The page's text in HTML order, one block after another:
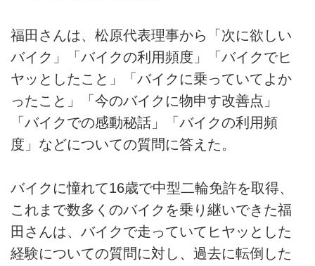
福田さんは、松原代表理事から「次に欲しい
バイク」「バイクの利用頻度」「バイクでヒ
ヤッとしたこと」「バイクに乗っていてよか
ったこと」「今のバイクに物申す改善点」
「バイクでの感動秘話」「バイクの利用頻
度」などについての質問に答えた。
バイクに憧れて16歳で中型二輪免許を取得、
これまで数多くのバイクを乗り継いできた福
田さんは、バイクで走っていてヒヤッとした
経験についての質問に対し、過去に転倒した